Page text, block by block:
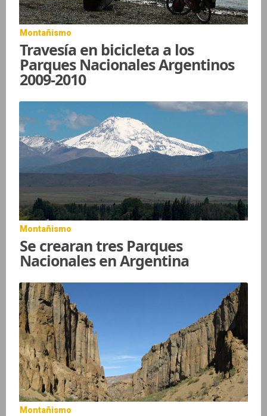
Montañismo
Travesía en bicicleta a los
Parques Nacionales Argentinos
2009-2010
Montañismo
Se crearan tres Parques
Nacionales en Argentina
Montañismo